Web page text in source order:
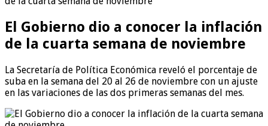
El Gobierno dio a conocer la inflación
de la cuarta semana de noviembre
La Secretaría de Política Económica reveló el porcentaje de
suba en la semana del 20 al 26 de noviembre con un ajuste
en las variaciones de las dos primeras semanas del mes.